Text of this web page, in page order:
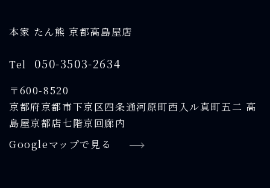
本家 たん熊 京都高島屋店
Tel 050-3503-2634
〒600-8520
京都府京都市下京区四条通河原町西入ル真町五二 高
島屋京都店七階京回廊内
Googleマップで見る